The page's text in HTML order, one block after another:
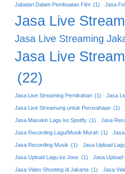
Jabatan Dalam Pembuatan Film (1) Jasa
Jasa Live
Jasa Live Streaming
Jasa Live
(22)
Jasa Live Streaming Pernikahan (1) Jasa
Jasa Live Streamung untuk Perusahaan (1)
Jasa Masukin Lagu ke Spotify (1) Jasa
Jasa Recording Lagu/Musik Murah (1)
Jasa Recording Musik (1) Jasa Upload
Jasa Upload Lagu ke Joox (1) Jasa Upload
Jasa Video Shooting di Jakarta (1) Jasa